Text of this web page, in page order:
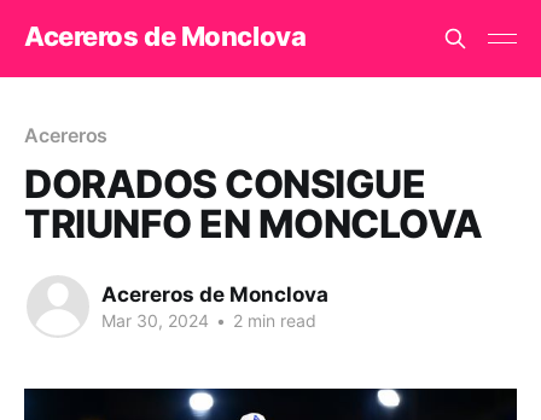
Acereros de Monclova
Acereros
DORADOS CONSIGUE
TRIUNFO EN MONCLOVA
Acereros de Monclova
Mar 30, 2024 • 2 min read